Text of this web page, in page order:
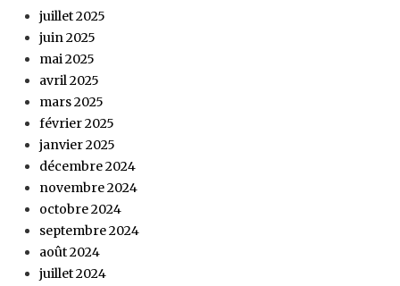
juillet 2025
juin 2025
mai 2025
avril 2025
mars 2025
février 2025
janvier 2025
décembre 2024
novembre 2024
octobre 2024
septembre 2024
août 2024
juillet 2024